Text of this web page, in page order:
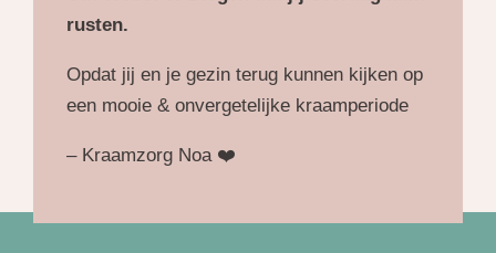
rusten.
Opdat jij en je gezin terug kunnen kijken op
een mooie & onvergetelijke kraamperiode
– Kraamzorg Noa ❤️